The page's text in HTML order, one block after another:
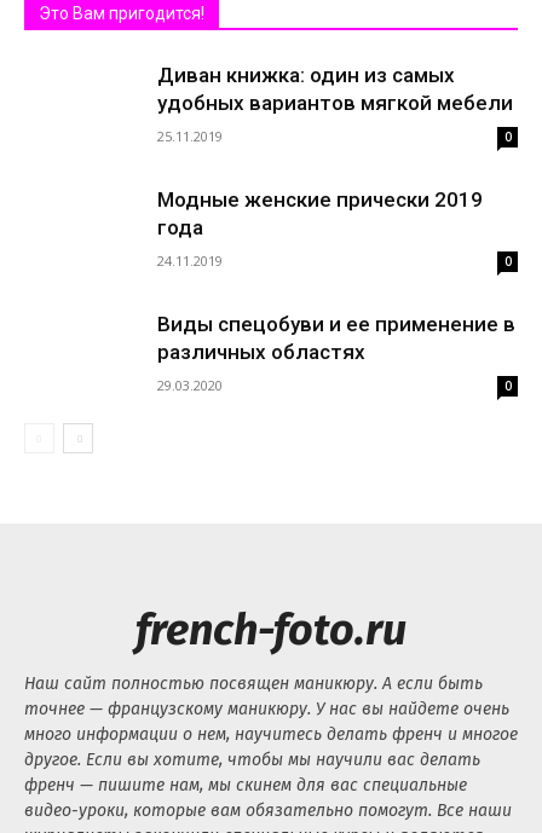
Это Вам пригодится!
Диван книжка: один из самых
удобных вариантов мягкой мебели
25.11.2019 0
Модные женские прически 2019
года
24.11.2019 0
Виды спецобуви и ее применение в
различных областях
29.03.2020 0
french-foto.ru
Наш сайт полностью посвящен маникюру. А если быть
точнее — французскому маникюру. У нас вы найдете очень
много информации о нем, научитесь делать френч и многое
другое. Если вы хотите, чтобы мы научили вас делать
френч — пишите нам, мы скинем для вас специальные
видео-уроки, которые вам обязательно помогут. Все наши